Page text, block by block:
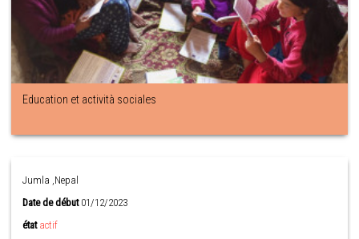
Education et actività sociales
Jumla ,Nepal
Date de début01/12/2023
état actif